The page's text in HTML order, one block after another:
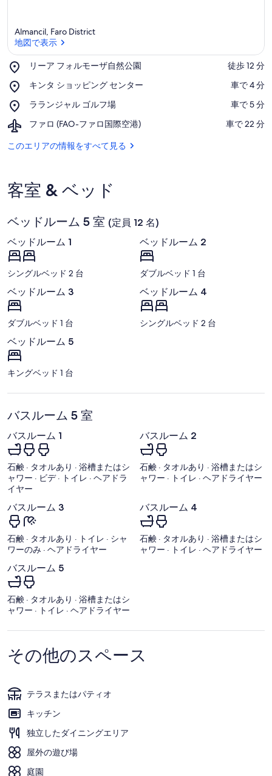
Almancil, Faro District
地図で表示
リーア フォルモーザ自然公園
Place,
ー
フ
ォ
ル
モ
ー
然
公
‪徒歩 12 分‬
キンタ ショッピング センター
Place,
ン
シ
ッ
グ
セ
タ
ー
‪車で 4 分‬
ラランジャル ゴルフ場
Place,
ラ
ジ
ゴ
ル
‪車で 5 分‬
ファロ (FAO-ファロ国際空港)
Airport,
ァ
ァ
ロ
際
港)
‪車で 22 分‬
このエリアの情報をすべて見る
客室 & ベッド
ベッドルーム 5 室 (定員 12 名)
ベッドルーム 1
シングルベッド 2 台
ベッドルーム 2
ダブルベッド 1 台
ベッドルーム 3
ダブルベッド 1 台
ベッドルーム 4
シングルベッド 2 台
ベッドルーム 5
キングベッド 1 台
バスルーム 5 室
バスルーム 1
石鹸 · タオルあり · 浴槽またはシ
ャワー · ビデ · トイレ · ヘアドラ
イヤー
バスルーム 2
石鹸 · タオルあり · 浴槽またはシ
ャワー · トイレ · ヘアドライヤー
バスルーム 3
石鹸 · タオルあり · トイレ · シャ
ワーのみ · ヘアドライヤー
バスルーム 4
石鹸 · タオルあり · 浴槽またはシ
ャワー · トイレ · ヘアドライヤー
バスルーム 5
石鹸 · タオルあり · 浴槽またはシ
ャワー · トイレ · ヘアドライヤー
その他のスペース
テラスまたはパティオ
キッチン
独立したダイニングエリア
屋外の遊び場
庭園